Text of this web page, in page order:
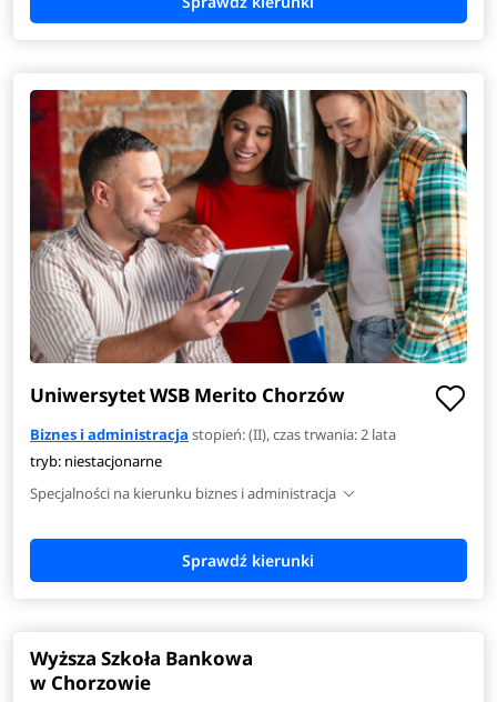
Uniwersytet WSB Merito Chorzów
Biznes i administracja stopień: (II), czas trwania: 2 lata
tryb: niestacjonarne
Specjalności na kierunku biznes i administracja
Wyższa Szkoła Bankowa
w Chorzowie